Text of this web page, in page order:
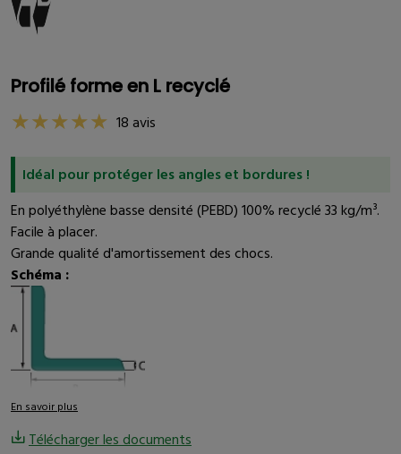
Profilé forme en L recyclé
18 avis
Idéal pour protéger les angles et bordures !
En polyéthylène basse densité (PEBD) 100% recyclé 33 kg/m³.
Facile à placer.
Grande qualité d'amortissement des chocs.
Schéma :
En savoir plus
Télécharger les documents